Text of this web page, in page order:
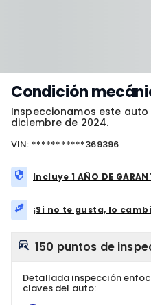
Condición
Inspeccionamos este auto
diciembre de 2024.
VIN: ***********369396
Incluye 1 AÑO DE
¡Si no te gusta, lo
150 puntos de
Detallada inspección
claves del auto: